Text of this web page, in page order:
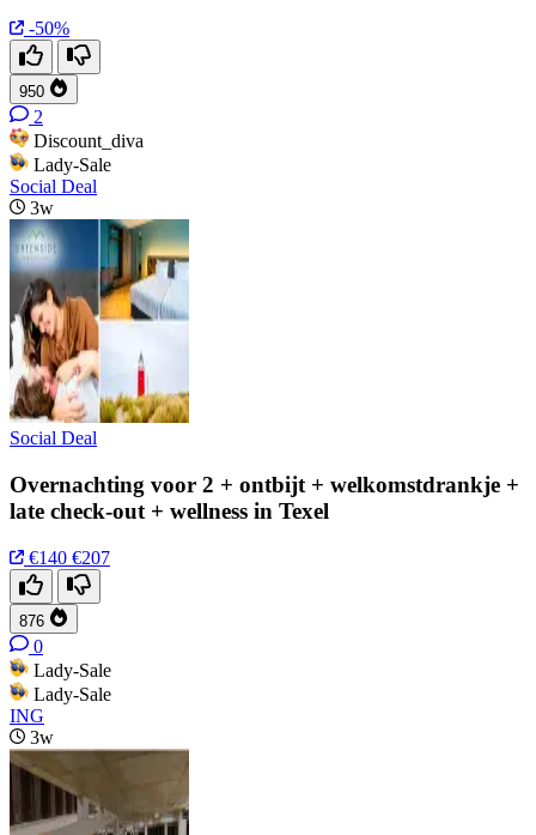
-50%
950
2
Discount_diva
Lady-Sale
Social Deal
3w
Social Deal
Overnachting voor 2 + ontbijt + welkomstdrankje +
late check-out + wellness in Texel
€140 €207
876
0
Lady-Sale
Lady-Sale
ING
3w